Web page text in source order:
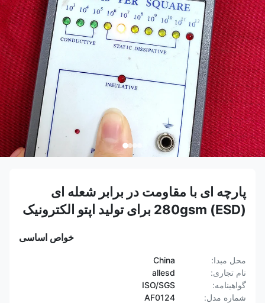
پارچه ای با مقاومت در برابر شعله ای
(ESD) 280gsm برای تولید اپتو الکترونیک
خواص اساسی
محل مبدا:
China
نام تجاری:
allesd
گواهینامه:
ISO/SGS
شماره مدل:
AF0124